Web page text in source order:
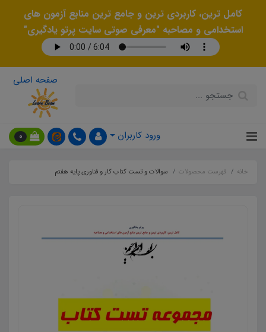
کامل ترین، کاربردی ترین و جامع ترین منابع آزمون های
استخدامی و مصاحبه "معرفی صوتی سایت پرتو یادگیری"
صفحه اصلی
ورود کاربران 0
خانه فهرست محصولات سوالات و تست کتاب کار و فناوری پایه هفتم